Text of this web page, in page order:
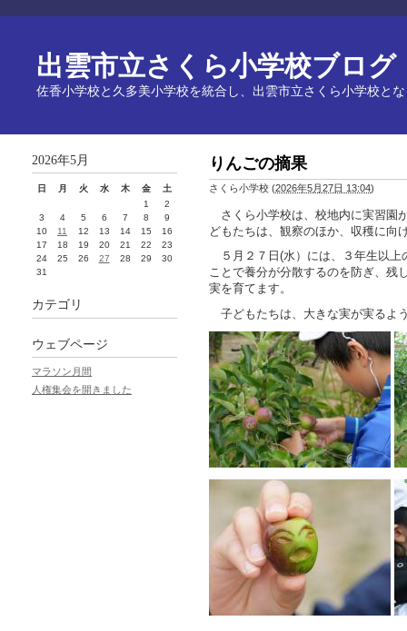
出雲市立さくら小学校ブログ
佐香小学校と久多美小学校を統合し、出雲市立さくら小学校と
りんごの摘果
さくら小学校 (2026年5月27日 13:04)
さくら小学校は、校地内に実習園
どもたちは、観察のほか、収穫に向
５月２７日(水）には、３年生以上
ことで養分が分散するのを防ぎ、残
実を育てます。
子どもたちは、大きな実が実るよ
2026年5月
日 月 火 水 木 金
土
1
2
3
4 5 6 7 8
9
10
11 12 13 14 15
16
17
18 19 20 21 22
23
24
25 26 27 28 29
30
31
カテゴリ
ウェブページ
マラソン月間
人権集会を開きました